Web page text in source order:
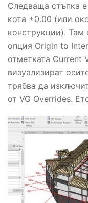
Следваща стъпка
кота ±0.00 (или
конструкции). Там
опция Origin to
отметката Current
визуализират
трябва да
от VG Overrides.